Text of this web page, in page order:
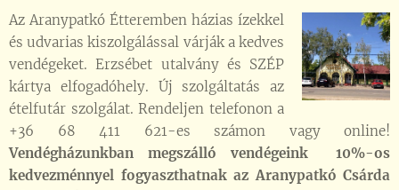
Az Aranypatkó Étteremben házias ízekkel
és udvarias kiszolgálással várják a kedves
vendégeket. Erzsébet utalvány és SZÉP
kártya elfogadóhely. Új szolgáltatás az
ételfutár szolgálat. Rendeljen telefonon a
+36 68 411 621-es számon vagy online!
Vendégházunkban megszálló vendégeink 10%-os
kedvezménnyel fogyaszthatnak az Aranypatkó Csárda